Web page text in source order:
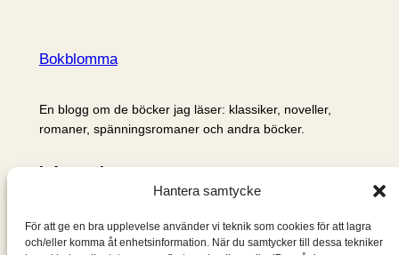
Hantera samtycke
För att ge en bra upplevelse använder vi teknik som cookies för att lagra
och/eller komma åt enhetsinformation. När du samtycker till dessa tekniker
Bokblomma
En blogg om de böcker jag läser: klassiker, noveller,
romaner, spänningsromaner och andra böcker.
Information
Om mig & om bloggen
S